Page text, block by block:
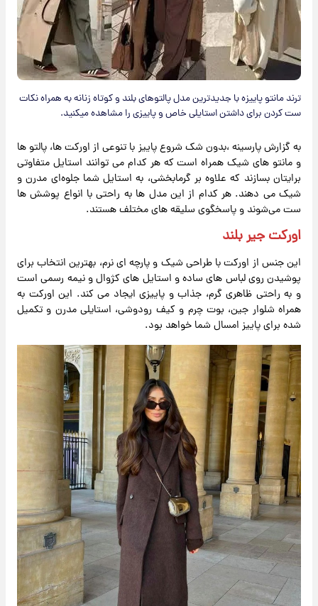
ترند مانتو پاییزه با جدیدترین مدل پالتوهای بلند و کوتاه زنانه به همراه نکات
ست کردن برای داشتن استایلی خاص و پاییزی را مشاهده میکنید.
به گزارش پارسینه ،بدون شک شروع پاییز با تنوعی از اورکت ‌ها، پالتو ها
و مانتو های شیک همراه است که هر کدام می‌ توانند استایل متفاوتی
برایتان بسازند که علاوه بر گرمابخشی، به استایل شما جلوه‌ای مدرن و
شیک می ‌دهند. هر کدام از این مدل ‌ها به‌ راحتی با انواع پوشش‌ ها
ست می‌شوند و پاسخگوی سلیقه ‌های مختلف هستند.
اورکت جیر بلند
این جنس از اورکت با طراحی شیک و پارچه ای نرم، بهترین انتخاب برای
پوشیدن روی لباس ‌های ساده و استایل‌ های کژوال و نیمه ‌رسمی است
و به راحتی ظاهری گرم، جذاب و پاییزی ایجاد می ‌کند. این اورکت به
همراه شلوار جین، بوت چرم و کیف رودوشی، استایلی مدرن و تکمیل
شده برای پاییز امسال شما خواهد بود.